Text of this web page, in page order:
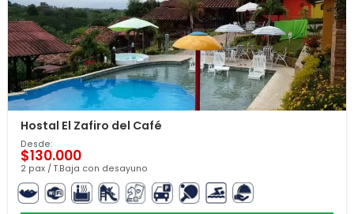
Hostal El Zafiro del Café
Desde:
$130.000
2 pax / T.Baja con desayuno